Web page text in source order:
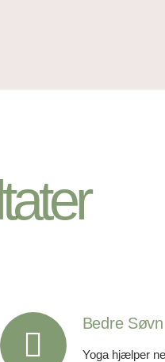
Bedre Søvn
Yoga hjælper